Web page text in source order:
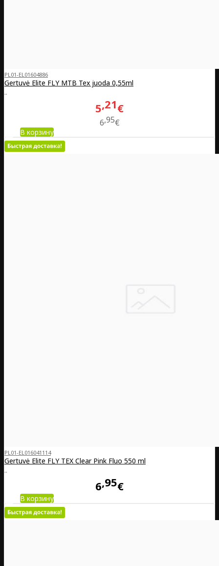
PL01-EL01604886
Gertuvė Elite FLY MTB Tex juoda 0,55ml
..
5 21€
6 95€
В корзину
PL01-EL016041114
Gertuvė Elite FLY TEX Clear Pink Fluo 550 ml
..
6 95€
В корзину